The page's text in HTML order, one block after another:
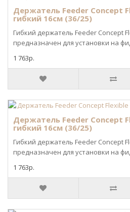
Держатель Feeder Concept
гибкий 16см (36/25)
Гибкий держатель Feeder Concept
предназначен для установки на
1 763р.
Держатель Feeder Concept
гибкий 16см (36/25)
Гибкий держатель Feeder Concept
предназначен для установки на
1 763р.